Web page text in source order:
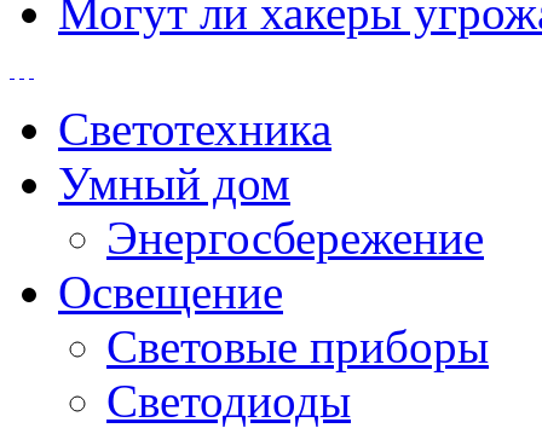
Могут ли хакеры
Светотехника
Умный дом
Энергосбережение
Освещение
Световые приборы
Светодиоды